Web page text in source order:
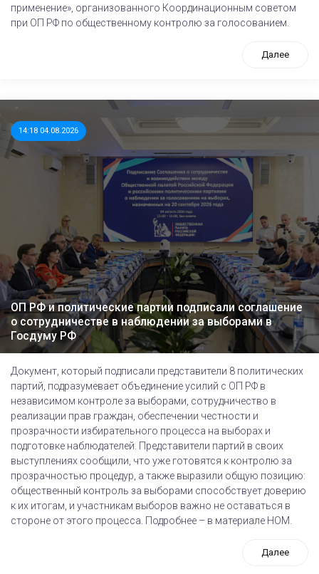
применение», организованного Координационным советом
при ОП РФ по общественному контролю за голосованием.
Далее
14:18 04.08.2026
ОП РФ и политические партии подписали соглашение
о сотрудничестве в наблюдении за выборами в
Госдуму РФ
Документ, который подписали представители 8 политических
партий, подразумевает объединение усилий с ОП РФ в
независимом контроле за выборами, сотрудничество в
реализации прав граждан, обеспечении честности и
прозрачности избирательного процесса на выборах и
подготовке наблюдателей. Представители партий в своих
выступлениях сообщили, что уже готовятся к контролю за
прозрачностью процедур, а также выразили общую позицию:
общественный контроль за выборами способствует доверию
к их итогам, и участникам выборов важно не оставаться в
стороне от этого процесса. Подробнее – в материале НОМ.
Далее